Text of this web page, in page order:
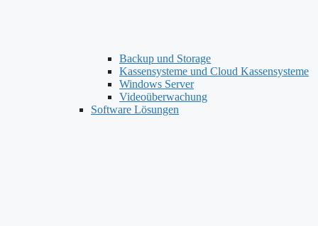
Backup und Storage
Kassensysteme und Cloud Kassensysteme
Windows Server
Videoüberwachung
Software Lösungen